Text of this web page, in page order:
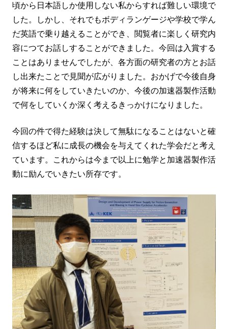
頃から日本語しか使用しない私からすれば難しい環境で
した。しかし、それでもボディランゲージや学校で学ん
だ英語で乗り越えることができ、閲覧者に楽しく研究内
容につてお話しすることができました。今回は入賞する
ことはありませんでしたが、各方面の研究者の方とお話
し出来たことで見聞が広がりました。おかげで今後自身
が将来に何をしていきたいのか、今後の加速器製作活動
で何をしていくか深く考えるきっかけになりました。
今回の件で得た経験は決して無駄になることはないと確
信するほど私に成長の機会を与えてくれた学会だと考え
ています。これからは今まで以上に勉学と加速器製作活
動に励んでいきたい所存です。